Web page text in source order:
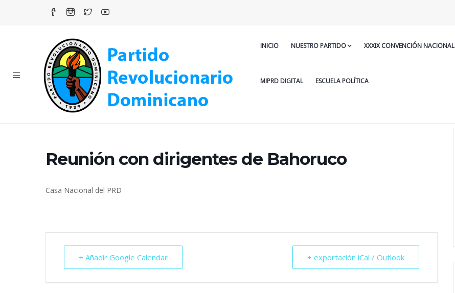
INICIO NUESTRO PARTIDO XXXIX CONVENCIÓN NACIONAL
MIPRD DIGITAL ESCUELA POLÍTICA
Reunión con dirigentes de Bahoruco
Casa Nacional del PRD
+ Añadir Google Calendar + exportación iCal / Outlook